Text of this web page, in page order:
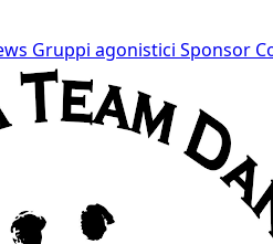
Gruppi agonistici Sponsor